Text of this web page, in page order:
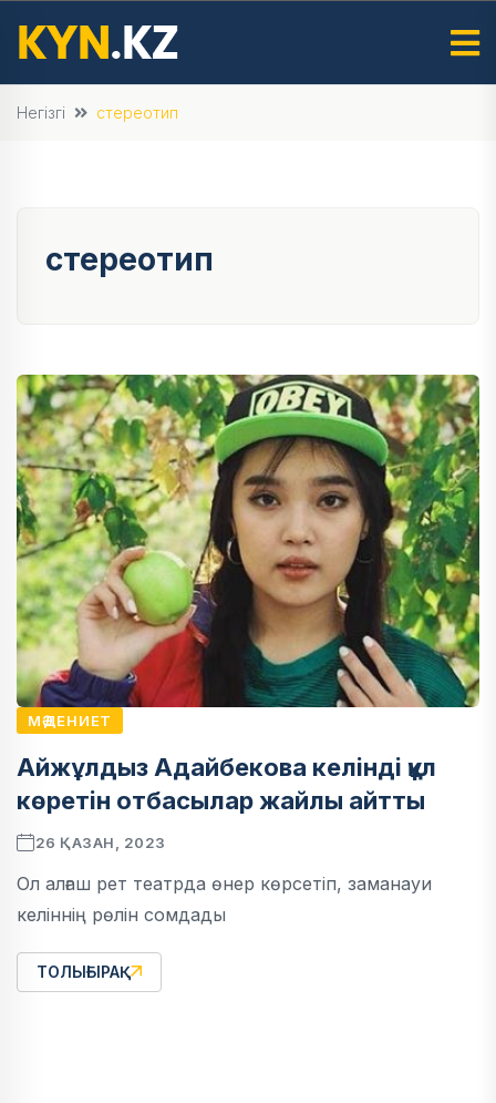
Негізгі стереотип
стереотип
МӘДЕНИЕТ
Айжұлдыз Адайбекова келінді құл
көретін отбасылар жайлы айтты
26 ҚАЗАН, 2023
Ол алғаш рет театрда өнер көрсетіп, заманауи
келіннің рөлін сомдады
ТОЛЫҒЫРАҚ